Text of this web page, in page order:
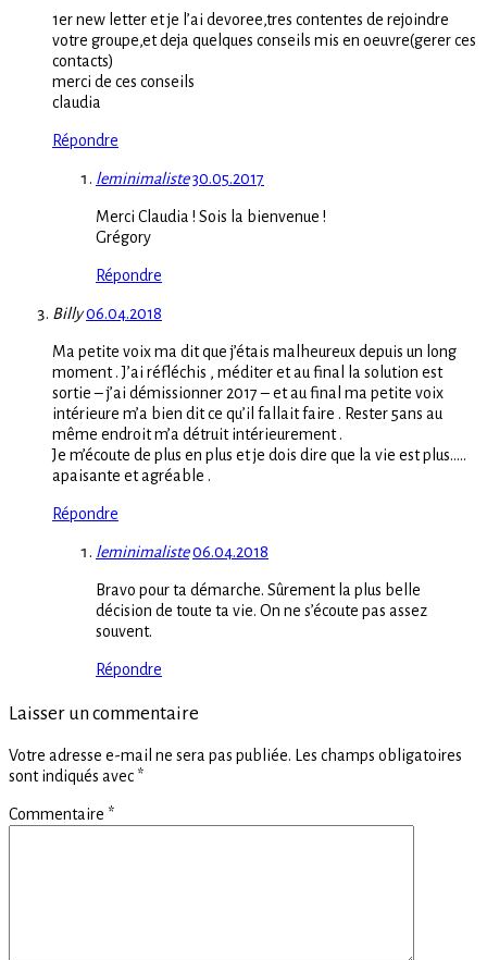
1er new letter et je l’ai devoree,tres contentes de rejoindre
votre groupe,et deja quelques conseils mis en oeuvre(gerer ces
contacts)
merci de ces conseils
claudia
Répondre
leminimaliste30.05.2017
Merci Claudia ! Sois la bienvenue !
Grégory
Répondre
Billy06.04.2018
Ma petite voix ma dit que j’étais malheureux depuis un long
moment . J’ai réfléchis , méditer et au final la solution est
sortie – j’ai démissionner 2017 – et au final ma petite voix
intérieure m’a bien dit ce qu’il fallait faire . Rester 5ans au
même endroit m’a détruit intérieurement .
Je m’écoute de plus en plus et je dois dire que la vie est plus…..
apaisante et agréable .
Répondre
leminimaliste06.04.2018
Bravo pour ta démarche. Sûrement la plus belle
décision de toute ta vie. On ne s’écoute pas assez
souvent.
Répondre
Laisser un commentaire
Votre adresse e-mail ne sera pas publiée. Les champs obligatoires
sont indiqués avec *
Commentaire *